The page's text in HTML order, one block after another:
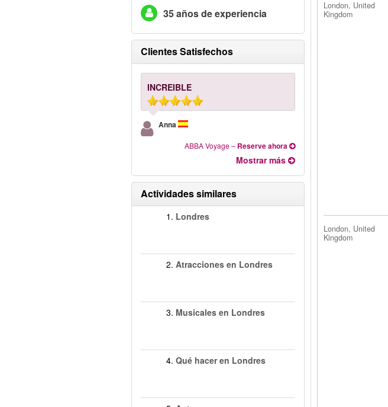
35 años de experiencia
Clientes Satisfechos
INCREIBLE
Anna
ABBA Voyage– Reserve ahora
Mostrar más
Actividades similares
1. Londres
2. Atracciones en Londres
3. Musicales en Londres
4. Qué hacer en Londres
London, United
Kingdom
London, United
Kingdom